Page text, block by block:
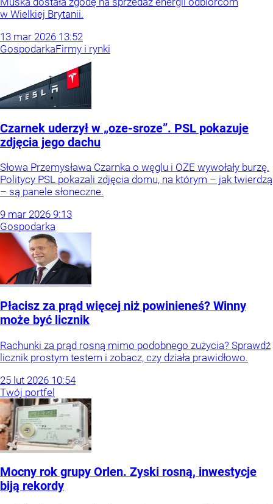
w Wielkiej Brytanii.
13 mar 2026 13:52
GospodarkaFirmy i rynki
Czarnek uderzył w „oze-sroze”. PSL pokazuje
zdjęcia jego dachu
Słowa Przemysława Czarnka o węglu i OZE wywołały burzę.
Politycy PSL pokazali zdjęcia domu, na którym – jak twierdzą
– są panele słoneczne.
9 mar 2026 9:13
Gospodarka
Płacisz za prąd więcej niż powinieneś? Winny
może być licznik
Rachunki za prąd rosną mimo podobnego zużycia? Sprawdź
licznik prostym testem i zobacz, czy działa prawidłowo.
25 lut 2026 10:54
Twój portfel
Mocny rok grupy Orlen. Zyski rosną, inwestycje
biją rekordy